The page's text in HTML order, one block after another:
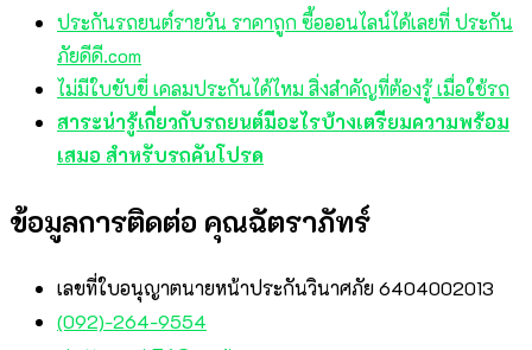
ประกันรถยนต์รายวัน ราคาถูก ซื้อออนไลน์ได้เลยที่ ประกัน
ภัยดีดี.com
ไม่มีใบขับขี่ เคลมประกันได้ไหม สิ่งสำคัญที่ต้องรู้ เมื่อใช้รถ
สาระน่ารู้เกี่ยวกับรถยนต์มีอะไรบ้างเตรียมความพร้อม
เสมอ สำหรับรถคันโปรด
ข้อมูลการติดต่อ คุณฉัตราภัทร์
เลขที่ใบอนุญาตนายหน้าประกันวินาศภัย 6404002013
(092)-264-9554